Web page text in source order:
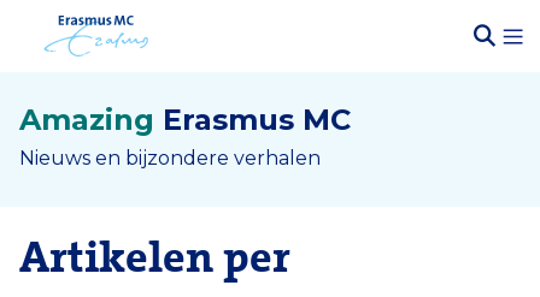
Amazing Erasmus MC
Nieuws en bijzondere verhalen
Artikelen per